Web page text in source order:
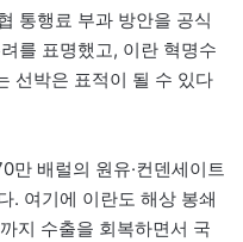
통행료 부과 방안을 공식
를 표명했고, 이란 혁명수
선박은 표적이 될 수 있다
만 배럴의 원유·컨덴세이트
. 여기에 이란도 해상 봉쇄
지 수출을 회복하면서 국